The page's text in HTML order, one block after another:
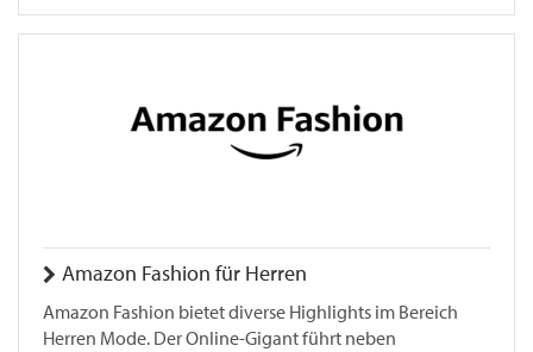
Amazon Fashion für Herren
Amazon Fashion bietet diverse Highlights im Bereich
Herren Mode. Der Online-Gigant führt neben